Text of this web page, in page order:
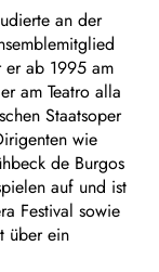
an der
er ab 1995 am
am Teatro alla
Staatsoper
wie
de Burgos
auf und ist
Festival sowie
über ein